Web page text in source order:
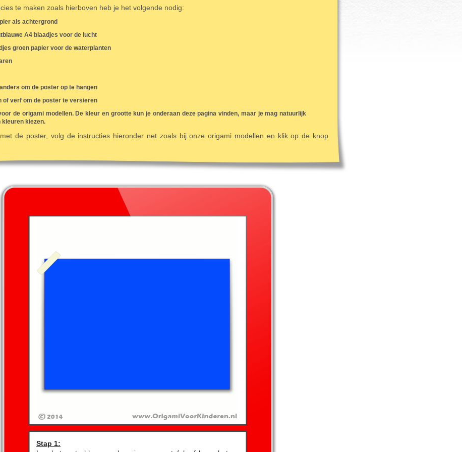
te maken zoals hierboven heb je het volgende nodig:
als achtergrond
A4 blaadjes voor de lucht
groen papier voor de waterplanten
om de poster op te hangen
of verf om de poster te versieren
de origami modellen. De kleur en grootte kun je onderaan deze pagina vinden, maar je mag natuurlijk
kleuren kiezen.
de poster, volg de instructies hieronder net zoals bij onze origami modellen en klik op de knop
Stap 1: